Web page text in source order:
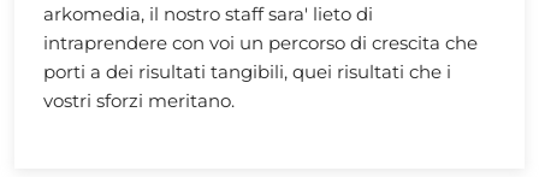
arkomedia, il nostro staff sara' lieto di
intraprendere con voi un percorso di crescita che
porti a dei risultati tangibili, quei risultati che i
vostri sforzi meritano.